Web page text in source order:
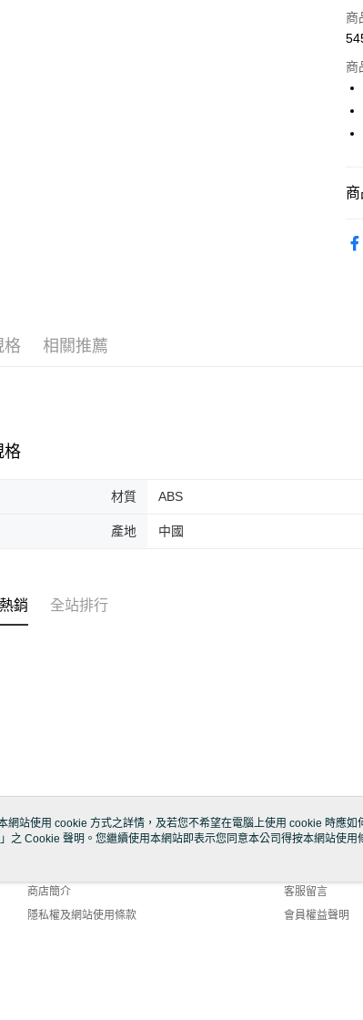
悠
每
商
商
格 相關推薦
格
材質 ABS
產地 中國
銷 全站排行
關於我們
商店簡介
隱私權及網站使用條款
客服資訊
客服留言
會員權益聲明
網站使用 cookie 方式之詳情，及若您不希望在電腦上使用 cookie 時應如
」之 Cookie 聲明。您繼續使用本網站即表示您同意本公司得按本網站使用